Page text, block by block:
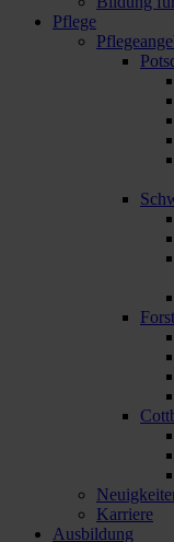
Pflege
Forst
Karriere
Ausbildung